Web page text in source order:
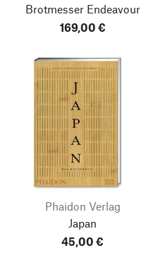
Brotmesser Endeavour
169,00 €
Phaidon Verlag
Japan
45,00 €